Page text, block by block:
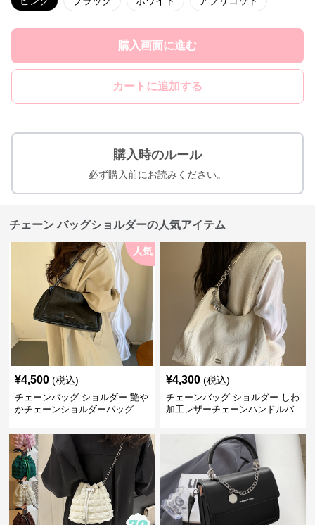
購入画面に進む
カートに追加する
購入時のルール
必ず購入前にお読みください。
チェーン バッグショルダーの人気アイテム
人気
¥4,500 (税込)
チェーンバッグ ショルダー 艶や
かチェーンショルダーバッグ
¥4,300 (税込)
チェーンバッグ ショルダー しわ
加工レザーチェーンハンドルバ